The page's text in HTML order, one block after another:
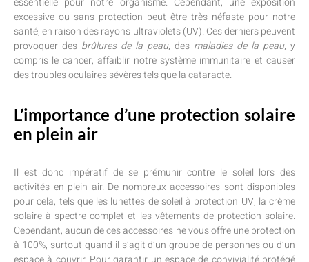
excessive ou sans protection peut être très néfaste pour notre
santé, en raison des rayons ultraviolets (UV). Ces derniers peuvent
provoquer des brûlures de la peau, des maladies de la peau, y
compris le cancer, affaiblir notre système immunitaire et causer
des troubles oculaires sévères tels que la cataracte.
L’importance d’une protection solaire
en plein air
Il est donc impératif de se prémunir contre le soleil lors des
activités en plein air. De nombreux accessoires sont disponibles
pour cela, tels que les lunettes de soleil à protection UV, la crème
solaire à spectre complet et les vêtements de protection solaire.
Cependant, aucun de ces accessoires ne vous offre une protection
à 100%, surtout quand il s’agit d’un groupe de personnes ou d’un